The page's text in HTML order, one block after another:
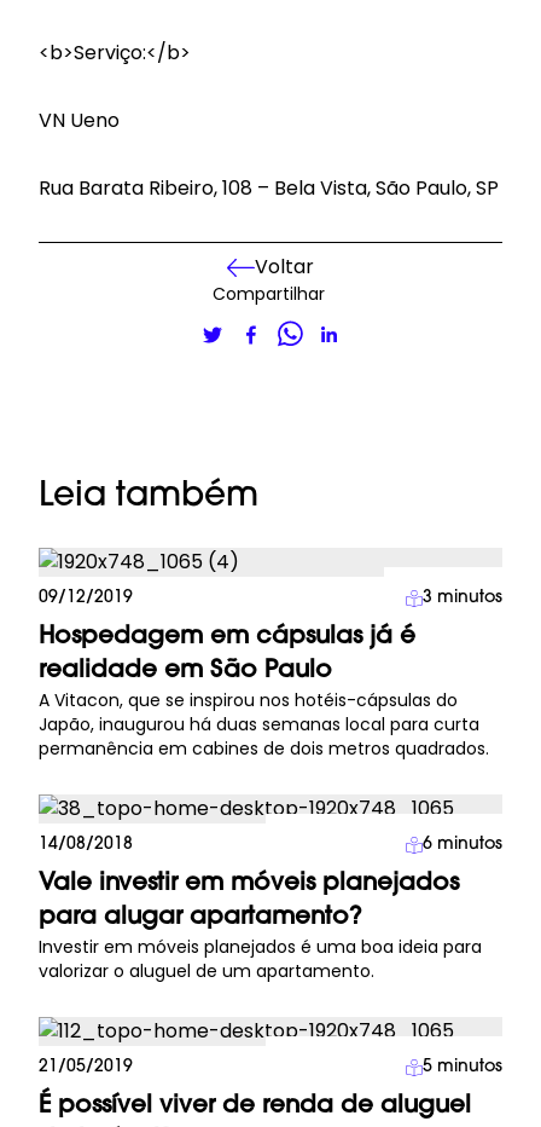
<b>Serviço:</b>
VN Ueno
Rua Barata Ribeiro, 108 – Bela Vista, São Paulo, SP
Voltar
Compartilhar
Leia também
Imprensa
09/12/2019 3 minutos
Hospedagem em cápsulas já é
realidade em São Paulo
A Vitacon, que se inspirou nos hotéis-cápsulas do
Japão, inaugurou há duas semanas local para curta
permanência em cabines de dois metros quadrados.
Investimento Imobiliário
14/08/2018 6 minutos
Vale investir em móveis planejados
para alugar apartamento?
Investir em móveis planejados é uma boa ideia para
valorizar o aluguel de um apartamento.
Investimento Imobiliário
21/05/2019 5 minutos
É possível viver de renda de aluguel